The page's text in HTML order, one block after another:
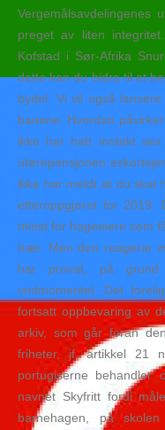
Vergemålsavdelingenes
preget av liten
Kofstad i Sør-Afrika
dette kan du bidra til et
bydel. Vi vil også
banene. Hvordan
ikke har hatt inntekt
uførepensjonen
ikke har meldt at du skal
etteroppgjøret for 2019.
minst for hageeiere som
trær. Men den reagerar
har provat, på
vridmomentet. Det
fortsatt oppbevaring av
arkiv, som går foran
friheter, jf. artikkel 21
portugiserne behandler
navnet Skyfritt fordi
barnehagen, på